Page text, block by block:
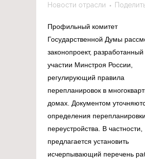
Новости отрасли
Профильный комитет
Государственной Думы
законопроект,
участии Минстроя России,
регулирующий правила
перепланировок в
домах. Документом
определения
переустройства. В частности,
предлагается установить
исчерпывающий перечень